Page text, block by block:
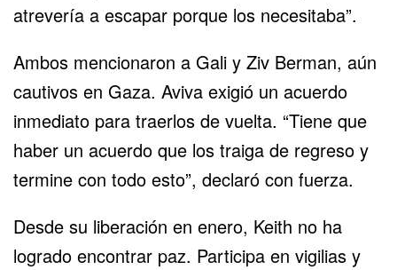
atrevería a escapar porque los necesitaba”.
Ambos mencionaron a Gali y Ziv Berman, aún
cautivos en Gaza. Aviva exigió un acuerdo
inmediato para traerlos de vuelta. “Tiene que
haber un acuerdo que los traiga de regreso y
termine con todo esto”, declaró con fuerza.
Desde su liberación en enero, Keith no ha
logrado encontrar paz. Participa en vigilias y